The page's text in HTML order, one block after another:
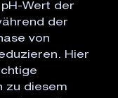
Wert der
der
von
Hier
zu diesem